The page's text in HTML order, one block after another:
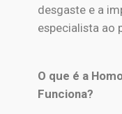
desgaste e a
especialista ao
O que é a
Funciona?